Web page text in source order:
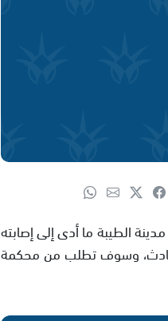
في مدينة الطيبة ما أدى إلى إصابته
به بضلوعه في الحادث، وسوف تطلب من محكمة